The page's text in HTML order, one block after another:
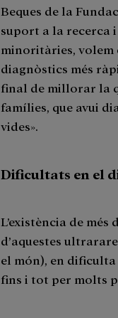
Beques de la
suport a la recerca
minoritàries, volem
diagnòstics més
final de millorar la
famílies, que avui
vides».
Dificultats en el
L’existència de
d’aquestes
el món), en
fins i tot per molts